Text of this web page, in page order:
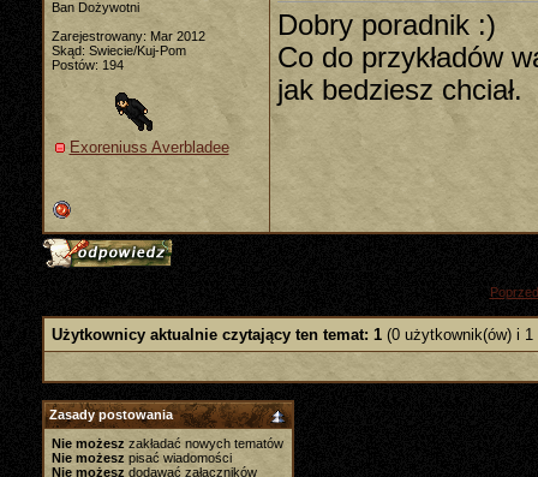
Ban Dożywotni
Zarejestrowany: Mar 2012
Skąd: Swiecie/Kuj-Pom
Postów: 194
Exoreniuss Averbladee
Dobry poradnik :)
Co do przykładów
jak bedziesz chciał.
Użytkownicy aktualnie czytający ten temat: 1 (0 użytkownik(ów) i 1
Zasady postowania
Nie możesz zakładać nowych tematów
Nie możesz pisać wiadomości
Nie możesz dodawać załączników